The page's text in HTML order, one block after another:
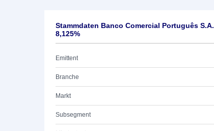
Stammdaten Banco Comercial Português S.A.
8,125%
Emittent
Branche
Markt
Subsegment